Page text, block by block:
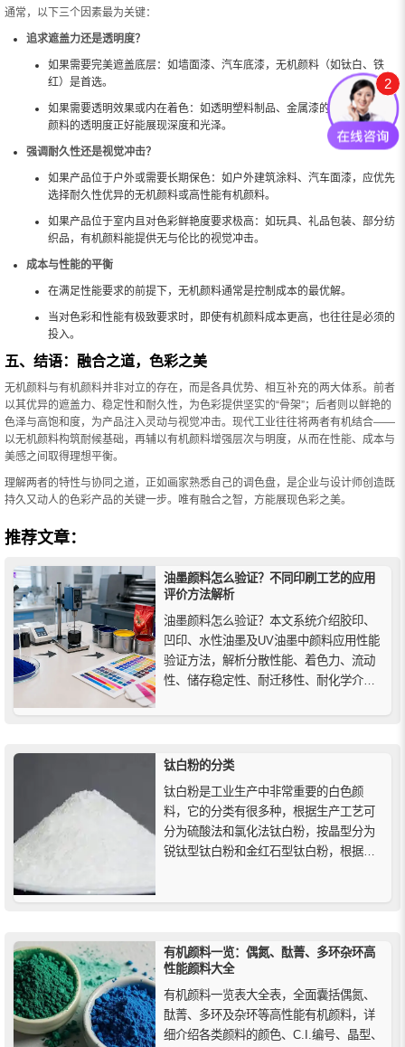
通常，以下三个因素最为关键：
追求遮盖力还是透明度？
如果需要完美遮盖底层：如墙面漆、汽车底漆，无机颜料（如钛白、铁
红）是首选。
如果需要透明效果或内在着色：如透明塑料制品、金属漆的效应层，有机
颜料的透明度正好能展现深度和光泽。
强调耐久性还是视觉冲击？
如果产品位于户外或需要长期保色：如户外建筑涂料、汽车面漆，应优先
选择耐久性优异的无机颜料或高性能有机颜料。
如果产品位于室内且对色彩鲜艳度要求极高：如玩具、礼品包装、部分纺
织品，有机颜料能提供无与伦比的视觉冲击。
成本与性能的平衡
在满足性能要求的前提下，无机颜料通常是控制成本的最优解。
当对色彩和性能有极致要求时，即使有机颜料成本更高，也往往是必须的
投入。
五、结语：融合之道，色彩之美
无机颜料与有机颜料并非对立的存在，而是各具优势、相互补充的两大体系。前者
以其优异的遮盖力、稳定性和耐久性，为色彩提供坚实的“骨架”；后者则以鲜艳的
色泽与高饱和度，为产品注入灵动与视觉冲击。现代工业往往将两者有机结合——
以无机颜料构筑耐候基础，再辅以有机颜料增强层次与明度，从而在性能、成本与
美感之间取得理想平衡。
理解两者的特性与协同之道，正如画家熟悉自己的调色盘，是企业与设计师创造既
持久又动人的色彩产品的关键一步。唯有融合之智，方能展现色彩之美。
推荐文章：
油墨颜料怎么验证？不同印刷工艺的应用
评价方法解析
油墨颜料怎么验证？本文系统介绍胶印、
凹印、水性油墨及UV油墨中颜料应用性能
验证方法，解析分散性能、着色力、流动
性、储存稳定性、耐迁移性、耐化学介质
下油墨颜料的评价重点。
钛白粉的分类
钛白粉是工业生产中非常重要的白色颜
料，它的分类有很多种，根据生产工艺可
分为硫酸法和氯化法钛白粉，按晶型分为
锐钛型钛白粉和金红石型钛白粉，根据钛
有机颜料一览：偶氮、酞菁、多环杂环高
性能颜料大全
有机颜料一览表大全表，全面囊括偶氮、
酞菁、多环及杂环等高性能有机颜料，详
细介绍各类颜料的颜色、C.I.编号、晶型、
2